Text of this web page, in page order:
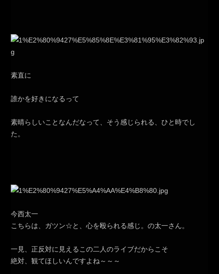
素直に
誰かを好きになるって
素晴らしいことなんだなって、そう感じられる、ひと時でし
た。
今西太一
こちらは、ガツン☆と、心を殴られる感じ。の太一さん。
一見、正反対に見えるこの二人のライブだからこそ
絶対、観てほしいんですよね～～～